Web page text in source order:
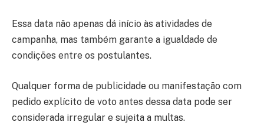
Essa data não apenas dá início às atividades de
campanha, mas também garante a igualdade de
condições entre os postulantes.
Qualquer forma de publicidade ou manifestação com
pedido explícito de voto antes dessa data pode ser
considerada irregular e sujeita a multas.